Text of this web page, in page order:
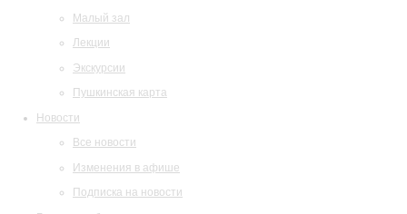
Малый зал
Лекции
Экскурсии
Пушкинская карта
Новости
Все новости
Изменения в афише
Подписка на новости